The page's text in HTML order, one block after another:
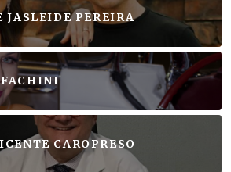
JASLEIDE PEREIRA
FACHINI
CAROPRESO